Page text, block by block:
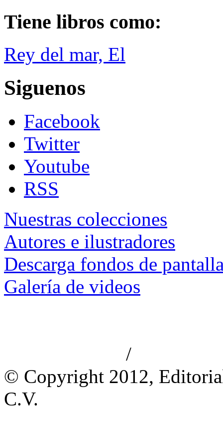
Tiene libros como:
Rey del mar, El
Siguenos
Facebook
Twitter
Youtube
RSS
Nuestras colecciones
Autores e ilustradores
Descarga fondos de
Galería de videos
/
© Copyright 2012,
C.V.